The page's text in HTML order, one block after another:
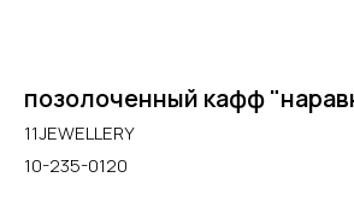
позолоченный кафф
11JEWELLERY
10-235-0120